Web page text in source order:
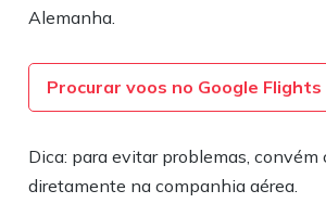
Alemanha.
Procurar voos no Google Flights
Dica: para evitar problemas, convém
diretamente na companhia aérea.